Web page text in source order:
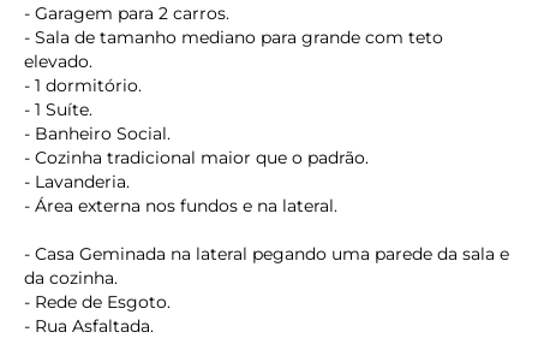
- Garagem para 2 carros.
- Sala de tamanho mediano para grande com teto
elevado.
- 1 dormitório.
- 1 Suíte.
- Banheiro Social.
- Cozinha tradicional maior que o padrão.
- Lavanderia.
- Área externa nos fundos e na lateral.
- Casa Geminada na lateral pegando uma parede da sala e
da cozinha.
- Rede de Esgoto.
- Rua Asfaltada.